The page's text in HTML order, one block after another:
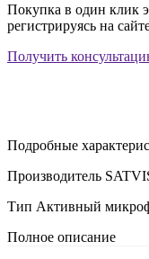
Покупка в один клик
регистрируясь на
Получить
Подробные
Производитель
Тип Активный
Полное описание